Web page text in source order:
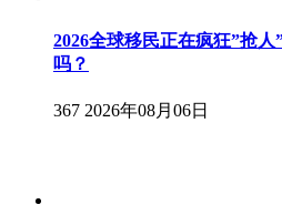
2026全球移民正在疯狂”抢
吗？
367 2026年08月06日